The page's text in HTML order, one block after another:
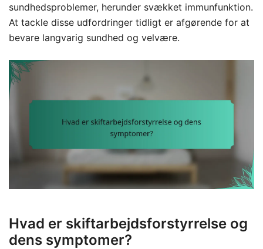
sundhedsproblemer, herunder svækket immunfunktion.
At tackle disse udfordringer tidligt er afgørende for at
bevare langvarig sundhed og velvære.
Hvad er skiftarbejdsforstyrrelse og
dens symptomer?